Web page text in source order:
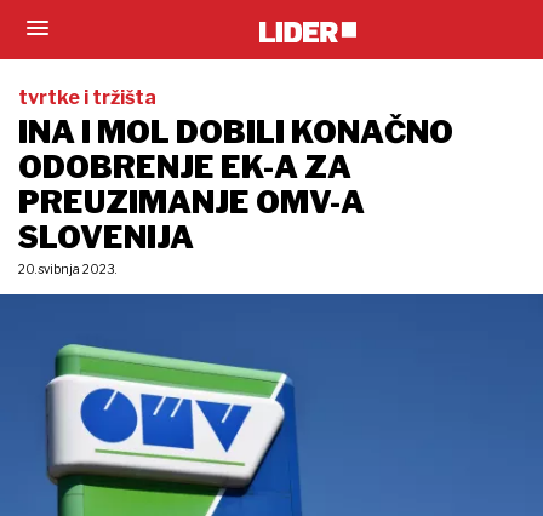
tvrtke i tržišta
INA I MOL DOBILI KONAČNO
ODOBRENJE EK-A ZA
PREUZIMANJE OMV-A
SLOVENIJA
20. svibnja 2023.